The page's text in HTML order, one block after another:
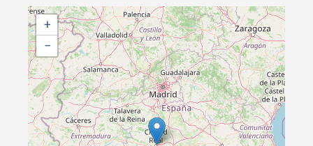
+
−